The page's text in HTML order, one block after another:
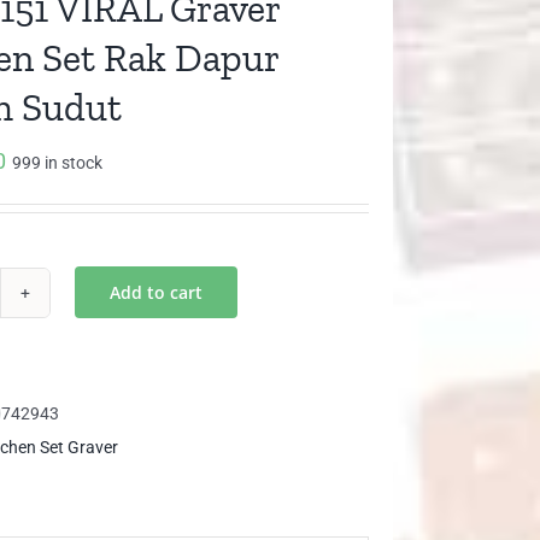
Set Rak Dapur
Sudut
999 in stock
Add to cart
Set Graver